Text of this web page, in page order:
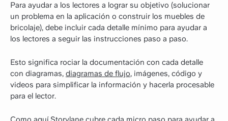
Para ayudar a los lectores a lograr su objetivo (solucionar
un problema en la aplicación o construir los muebles de
bricolaje), debe incluir cada detalle mínimo para ayudar a
los lectores a seguir las instrucciones paso a paso.
Esto significa rociar la documentación con cada detalle
con diagramas, diagramas de flujo, imágenes, código y
videos para simplificar la información y hacerla procesable
para el lector.